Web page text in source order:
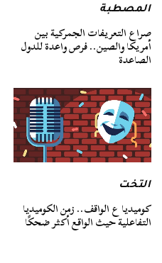
المصطبة
صراع التعريفات الجمركية بين
أمريكا والصين.. فرص واعدة للدول
الصاعدة
التخت
كوميديا ع الواقف.. زمن الكوميديا
التفاعلية حيث الواقع أكثر ضحكًا